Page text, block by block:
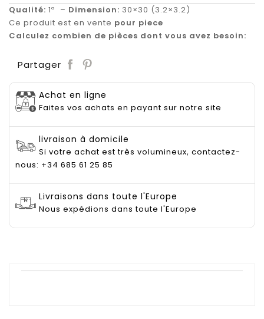
Qualité: 1ª – Dimension: 30×30 (3.2×3.2)
Ce produit est en vente pour piece
Calculez combien de pièces dont vous avez besoin:
Partager
Achat en ligne
Faites vos achats en payant sur notre site
livraison à domicile
Si votre achat est très volumineux, contactez-
nous: +34 685 61 25 85
Livraisons dans toute l'Europe
Nous expédions dans toute l'Europe